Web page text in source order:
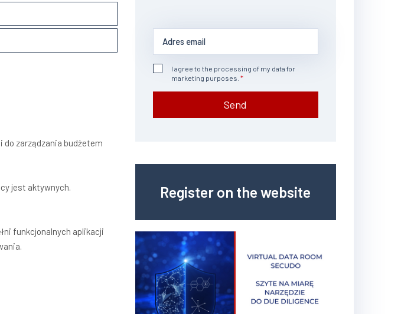
do zarządzania budżetem
jest aktywnych.
funkcjonalnych aplikacji
I agree to the processing of my data for
marketing purposes.
Send
Register on the website